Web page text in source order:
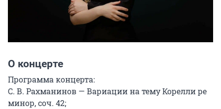
О концерте
Программа концерта:
С. В. Рахманинов — Вариации на тему Корелли ре
минор, соч. 42;